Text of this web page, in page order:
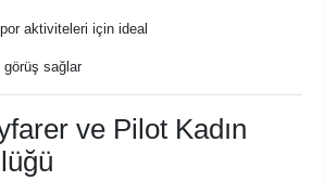
aktiviteleri için ideal
görüş sağlar
ve Pilot Kadın